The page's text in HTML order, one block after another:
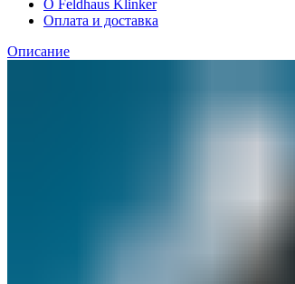
О Feldhaus Klinker
Оплата и доставка
Описание